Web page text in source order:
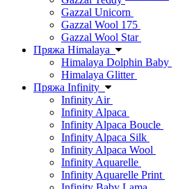
Gazzal Unicorn
Gazzal Wool 175
Gazzal Wool Star
Пряжа Himalaya
Himalaya Dolphin Baby
Himalaya Glitter
Пряжа Infinity
Infinity Air
Infinity Alpaca
Infinity Alpaca Boucle
Infinity Alpaca Silk
Infinity Alpaca Wool
Infinity Aquarelle
Infinity Aquarelle Print